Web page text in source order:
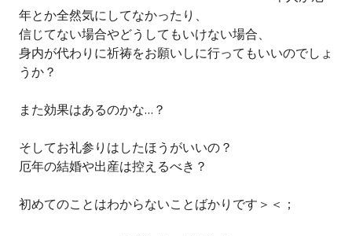
年とか全然気にしてなかったり、
信じてない場合やどうしてもいけない場合、
身内が代わりに祈祷をお願いしに行ってもいいのでしょ
うか？
また効果はあるのかな…？
そしてお礼参りはしたほうがいいの？
厄年の結婚や出産は控えるべき？
初めてのことはわからないことばかりです＞＜；